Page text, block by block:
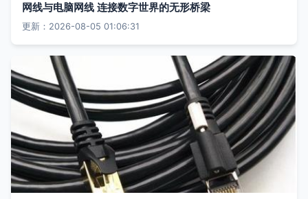
网线与电脑网线 连接数字世界的无形桥梁
更新：2026-08-05 01:06:31